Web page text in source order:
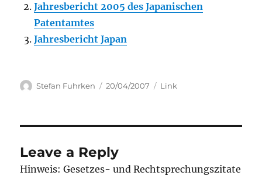
Jahresbericht 2005 des Japanischen
Patentamtes
Jahresbericht Japan
Author
Stefan Fuhrken
Posted
20/04/2007 Categories
Link
Leave a Reply
Hinweis: Gesetzes- und Rechtsprechungszitate